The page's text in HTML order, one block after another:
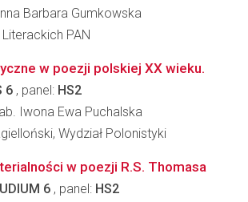
Barbara Gumkowska
PAN
w poezji polskiej XX wieku.
6 , panel: HS2
Iwona Ewa Puchalska
Wydział Polonistyki
w poezji R.S. Thomasa
6 , panel: HS2